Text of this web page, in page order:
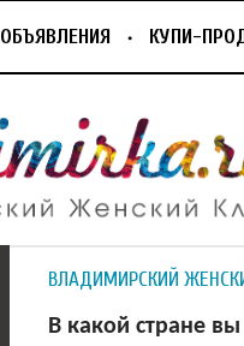
ОБЪЯВЛЕНИЯ КУПИ-
ВЛАДИМИРСКИЙ
В какой стране